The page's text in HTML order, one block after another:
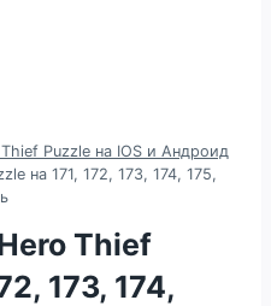
Puzzle на IOS и Андроид
на 171, 172, 173, 174, 175,
Thief
173, 174,